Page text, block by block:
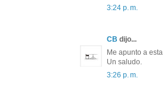
3:24 p. m.
CB dijo...
Me apunto a
Un saludo.
3:26 p. m.